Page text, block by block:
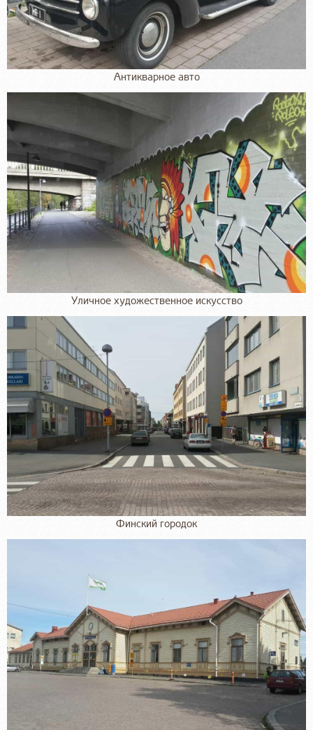
Антикварное авто
Уличное художественное искусство
Финский городок